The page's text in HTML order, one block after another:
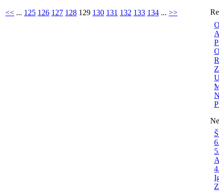
<< ... 125 126 127 128 129 130 131 132 133 134 ... >>